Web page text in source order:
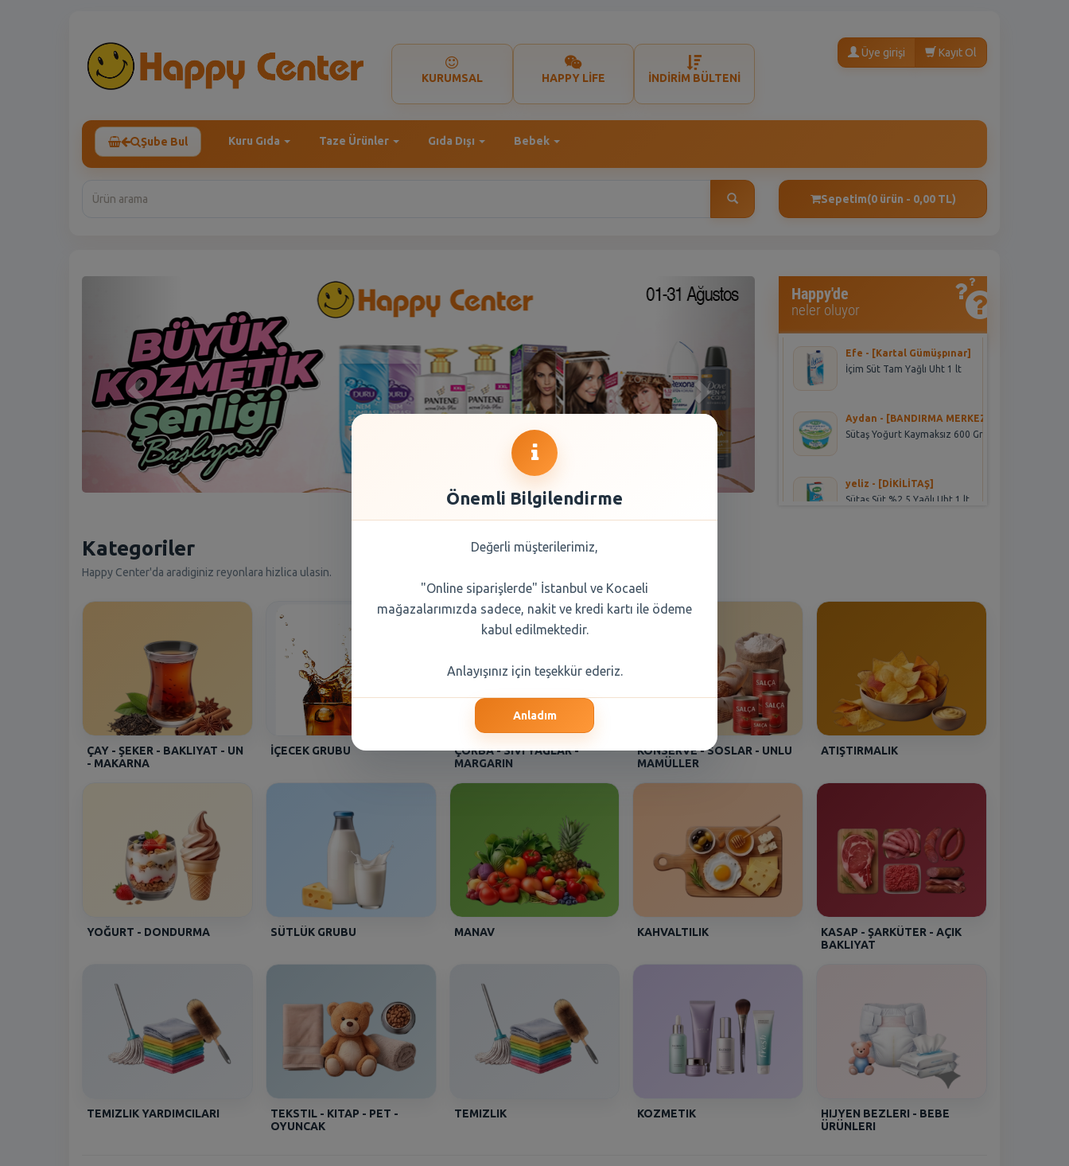
KURUMSAL HAPPY LİFE İNDİRİM BÜLTENİ
Üye girişi Kayıt Ol
Şube Bul Kuru Gıda Taze Ürünler Gıda Dışı Bebek
Sepetim(0 ürün - 0,00 TL)
Next Happy'de
neler oluyorDUMANKAYA MIKS]
Seyidoğlu Dnk. Ekler Bitter
Çikolatalı 300 Gr
Efe - [Kartal Gümüşpınar]
İçim Süt Tam Yağlı Uht 1 lt
Aydan - [BANDIRMA MERKEZ]
Sütaş Yoğurt Kaymaksız 600 Gr
yeliz - [DİKİLİTAŞ]
Sütaş Süt %2.5 Yağlı Uht 1 lt
Murat - [ESENYURT MERKEZ]
Teksüt Kaşar Peyniri 600 gr
Mehmet - [SIRINEVLER]
Pınar Catering Piliç Uzun Sosis
460 Gr
BARAN - [Beşyüzevler 2]
Sütaş Süt % 3.5 Yağlı Uht 1/1
Asena - [HALKALI
Efe - [Kartal Gümüşpınar]
İçim Süt Tam Yağlı Uht 1 lt
Kategoriler
Happy Center'da aradiginiz reyonlara hizlica ulasin.
ÇAY - ŞEKER - BAKLIYAT - UN
- MAKARNA
İÇECEK GRUBU
ÇORBA - SIVI YAĞLAR -
MARGARIN
KONSERVE - SOSLAR - UNLU
MAMÜLLER
ATIŞTIRMALIK
YOĞURT - DONDURMA SÜTLÜK GRUBU MANAV KAHVALTILIK
KASAP - ŞARKÜTER - AÇIK
BAKLIYAT
TEMIZLIK YARDIMCILARI
TEKSTIL - KITAP - PET -
OYUNCAK
TEMIZLIK KOZMETIK
HIJYEN BEZLERI - BEBE
ÜRÜNLERI
Önemli Bilgilendirme
Değerli müşterilerimiz,
"Online siparişlerde" İstanbul ve Kocaeli
mağazalarımızda sadece, nakit ve kredi kartı ile ödeme
kabul edilmektedir.
Anlayışınız için teşekkür ederiz.
Anladım